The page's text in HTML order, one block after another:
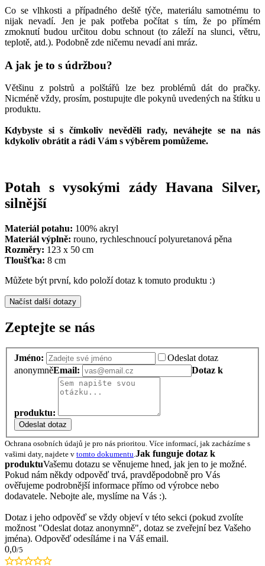
Co se vlhkosti a případného deště týče, materiálu samotnému to
nijak nevadí. Jen je pak potřeba počítat s tím, že po přímém
zmoknutí budou určitou dobu schnout (to záleží na slunci, větru,
teplotě, atd.). Podobně zde ničemu nevadí ani mráz.
A jak je to s údržbou?
Většinu z polstrů a polštářů lze bez problémů dát do pračky.
Nicméně vždy, prosím, postupujte dle pokynů uvedených na štítku u
produktu.
Kdybyste si s čímkoliv nevěděli rady, neváhejte se na nás
kdykoliv obrátit a rádi Vám s výběrem pomůžeme.
Potah s vysokými zády Havana Silver,
silnější
Materiál potahu: 100% akryl
Materiál výplně: rouno, rychleschnoucí polyuretanová pěna
Rozměry: 123 x 50 cm
Tloušťka: 8 cm
Můžete být první, kdo položí dotaz k tomuto produktu :)
Načíst další dotazy
Zeptejte se nás
Jméno:
Odeslat dotaz
anonymněEmail: Dotaz k
produktu:
Odeslat dotaz
Ochrana osobních údajů je pro nás prioritou. Více informací, jak zacházíme s
vašimi daty, najdete v tomto dokumentu.Jak funguje dotaz k
produktuVašemu dotazu se věnujeme hned, jak jen to je možné.
Pokud nám někdy odpověď trvá, pravděpodobně pro Vás
ověřujeme podrobnější informace přímo od výrobce nebo
dodavatele. Nebojte ale, myslíme na Vás :).
Dotaz i jeho odpověď se vždy objeví v této sekci (pokud zvolíte
možnost "Odeslat dotaz anonymně", dotaz se zveřejní bez Vašeho
jména). Odpověď odesíláme i na Váš email.
0,0/5